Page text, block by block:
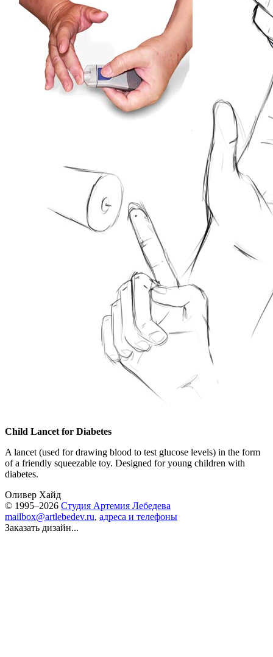
Child Lancet for Diabetes
A lancet (used for drawing blood to test glucose levels) in the form
of a friendly squeezable toy. Designed for young children with
diabetes.
Оливер Хайд
© 1995–2026 Студия Артемия Лебедева
mailbox@artlebedev.ru, адреса и телефоны
Заказать дизайн...